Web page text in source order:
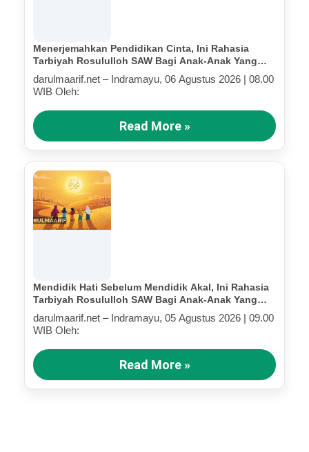
Menerjemahkan Pendidikan Cinta, Ini Rahasia
Tarbiyah Rosululloh SAW Bagi Anak-Anak Yang
Terluka (Bagian IV)
darulmaarif.net – Indramayu, 06 Agustus 2026 | 08.00
WIB Oleh:
Read More »
Mendidik Hati Sebelum Mendidik Akal, Ini Rahasia
Tarbiyah Rosululloh SAW Bagi Anak-Anak Yang
Terluka (Bagian III)
darulmaarif.net – Indramayu, 05 Agustus 2026 | 09.00
WIB Oleh:
Read More »